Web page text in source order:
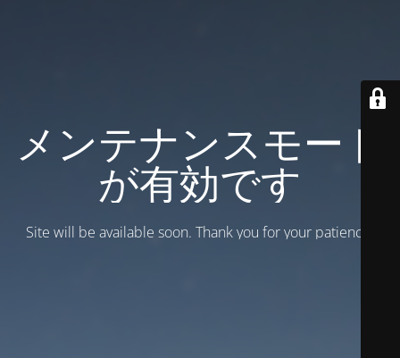
メンテナンスモード
が有効です
Site will be available soon. Thank you for your patience!